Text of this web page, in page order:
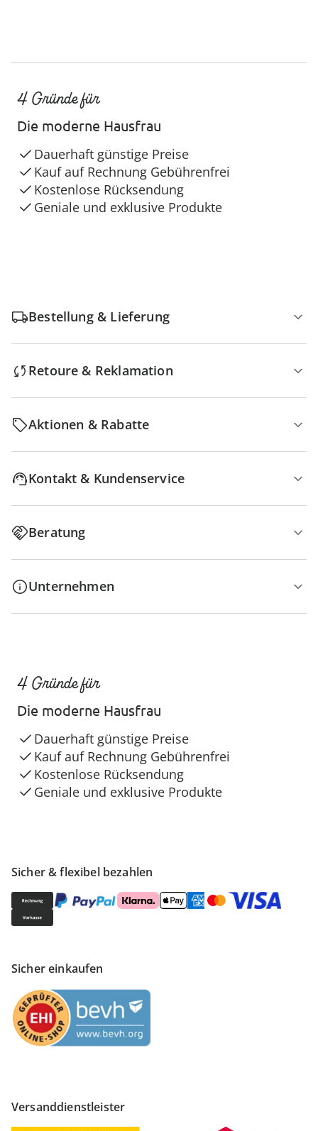
4 Gründe für
Die moderne Hausfrau
Dauerhaft günstige Preise
Kauf auf Rechnung Gebührenfrei
Kostenlose Rücksendung
Geniale und exklusive Produkte
Bestellung & Lieferung
Retoure & Reklamation
Aktionen & Rabatte
Kontakt & Kundenservice
Beratung
Unternehmen
Sicher & flexibel bezahlen
Sicher einkaufen
Versanddienstleister
4 Gründe für
Die moderne Hausfrau
Dauerhaft günstige Preise
Kauf auf Rechnung Gebührenfrei
Kostenlose Rücksendung
Geniale und exklusive Produkte